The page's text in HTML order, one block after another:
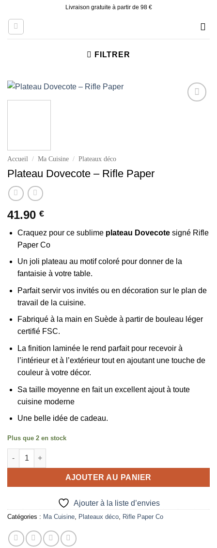
content
Livraison gratuite à partir de 98 €
FILTRER
Accueil / Ma Cuisine / Plateaux déco
Plateau Dovecote – Rifle Paper
41.90 €
Craquez pour ce sublimeplateau Dovecotesigné Rifle
Paper Co
Un joli plateau au motif coloré pour donner de la
fantaisie à votre table.
Parfait servir vos invités ou en décoration sur le plan de
travail de la cuisine.
Fabriqué à la main en Suède à partir de bouleau léger
certifié FSC.
La finition laminée le rend parfait pour recevoir à
l’intérieur et à l’extérieur tout en ajoutant une touche de
couleur à votre décor.
Sa taille moyenne en fait un excellent ajout à toute
cuisine moderne
Une belle idée de cadeau.
Plus que 2 en stock
quantité de Plateau Dovecote - Rifle Paper
AJOUTER AU PANIER
Ajouter à la liste d’envies
Catégories : Ma Cuisine Plateaux déco Rifle Paper Co